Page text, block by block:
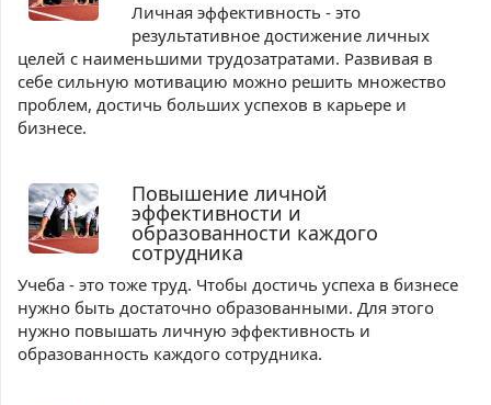
Личная эффективность - это
результативное достижение личных
целей с наименьшими трудозатратами. Развивая в
себе сильную мотивацию можно решить множество
проблем, достичь больших успехов в карьере и
бизнесе.
Повышение личной
эффективности и
образованности каждого
сотрудника
Учеба - это тоже труд. Чтобы достичь успеха в бизнесе
нужно быть достаточно образованными. Для этого
нужно повышать личную эффективность и
образованность каждого сотрудника.